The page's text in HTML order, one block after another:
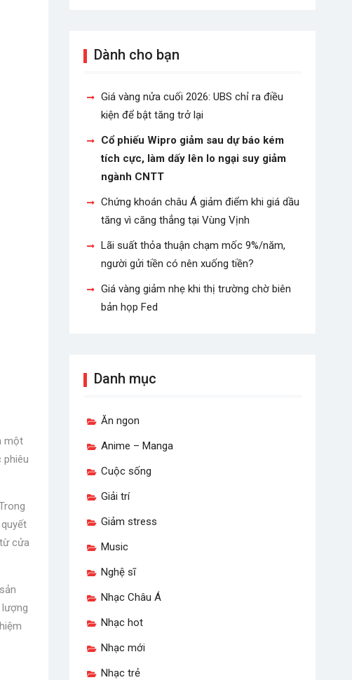
một
phiêu
cửa
Dành cho bạn
Giá vàng nửa cuối 2026: UBS chỉ ra điều
kiện để bật tăng trở lại
Cổ phiếu Wipro giảm sau dự báo kém
tích cực, làm dấy lên lo ngại suy giảm
ngành CNTT
Chứng khoán châu Á giảm điểm khi giá dầu
tăng vì căng thẳng tại Vùng Vịnh
Lãi suất thỏa thuận chạm mốc 9%/năm,
người gửi tiền có nên xuống tiền?
Giá vàng giảm nhẹ khi thị trường chờ biên
bản họp Fed
Danh mục
Ăn ngon
Anime – Manga
Cuộc sống
Giải trí
Giảm stress
Music
Nghệ sĩ
Nhạc Châu Á
Nhạc hot
Nhạc mới
Nhạc trẻ